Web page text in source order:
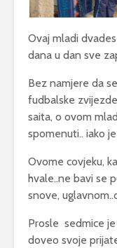
Ovaj mladi
dana u dan sve
Bez namjere da
fudbalske
saita, o ovom
spomenuti.. iako
Ovome covjeku,
hvale..ne bavi se
snove,
Prosle sedmice je
doveo svoje